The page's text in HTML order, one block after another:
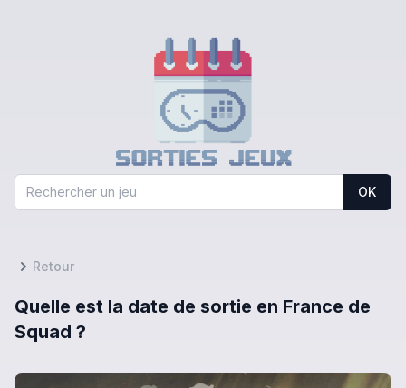
OK
Retour
Quelle est la date de sortie en France de
Squad ?